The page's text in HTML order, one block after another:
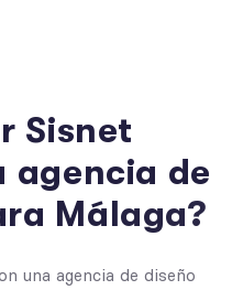
r Sisnet
agencia de
ra Málaga?
una agencia de diseño